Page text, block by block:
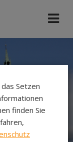
Setzen
finden Sie